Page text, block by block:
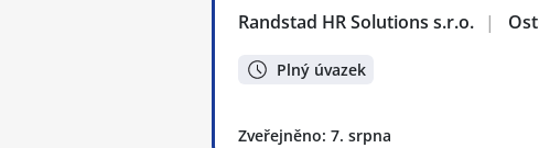
Randstad HR Solutions s.r.o. |
Plný úvazek
Zveřejněno: 7. srpna